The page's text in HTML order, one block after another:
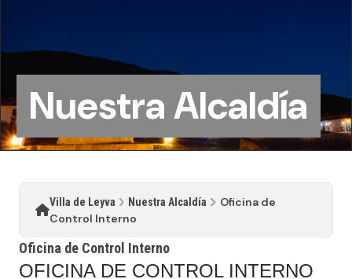
Nuestra Alcaldía
Villa de Leyva Nuestra Alcaldía
Oficina de
Control Interno
Oficina de Control Interno
​OFI​CINA DE CONTROL INTERNO